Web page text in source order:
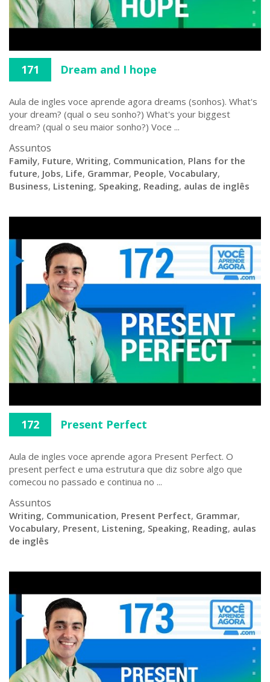
171 Dream and I hope
Aula de ingles voce aprende agora dreams (sonhos). What's
your dream? (qual o seu sonho?) What's your biggest
dream? (qual o seu maior sonho?) Voce ...
Assuntos
Family, Future, Writing, Communication, Plans for the
future, Jobs, Life, Grammar, People, Vocabulary,
Business, Listening, Speaking, Reading, aulas de inglês
172 Present Perfect
Aula de ingles voce aprende agora Present Perfect. O
present perfect e uma estrutura que diz sobre algo que
comecou no passado e continua no ...
Assuntos
Writing, Communication, Present Perfect, Grammar,
Vocabulary, Present, Listening, Speaking, Reading, aulas
de inglês